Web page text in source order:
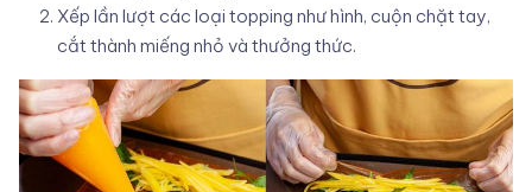
Xếp lần lượt các loại topping như hình, cuộn chặt tay,
cắt thành miếng nhỏ và thưởng thức.